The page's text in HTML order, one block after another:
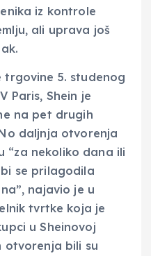
iz kontrole
ali uprava još
5. studenog
Paris, Shein je
na pet drugih
daljnja otvorenja
“za nekoliko dana ili
se prilagodila
najavio je u
tvrtke koja je
u Sheinovoj
otvorenja bili su